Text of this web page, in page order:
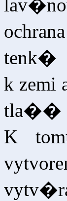
tenk�
k zemi
tla��
K